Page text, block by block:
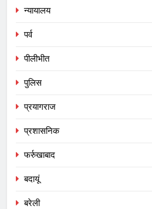
न्यायालय
पर्व
पीलीभीत
पुलिस
प्रयागराज
प्रशासनिक
फर्रुखाबाद
बदायूं
बरेली